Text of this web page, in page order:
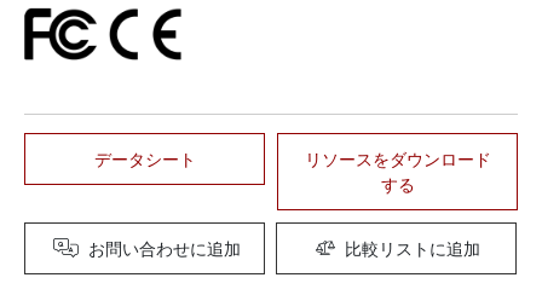
データシート
リソースをダウンロード
する
お問い合わせに追加 比較リストに追加